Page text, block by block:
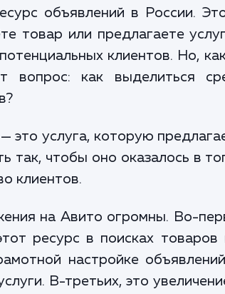
объявлений в России.
товар или предлагаете
клиентов. Но,
вопрос: как выделиться
это услуга, которую
так, чтобы оно оказалось в
клиентов.
на Авито огромны. Во-
ресурс в поисках товаров
настройке
В-третьих, это